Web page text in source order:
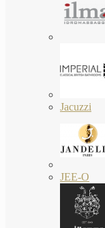
Jacuzzi
JEE-O